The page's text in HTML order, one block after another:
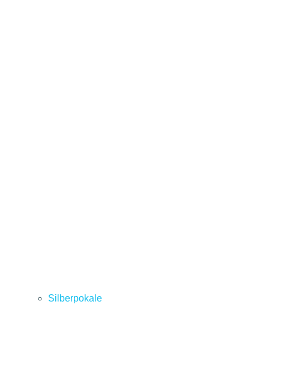
Silberpokale